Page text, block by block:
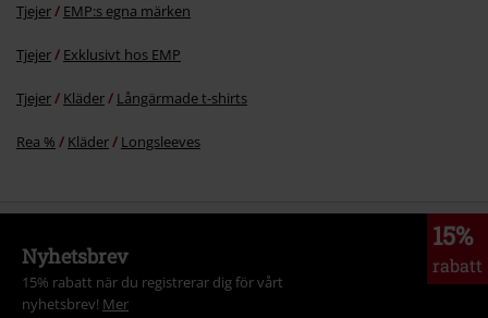
Tjejer EMP:s egna märken
Tjejer Exklusivt hos EMP
Tjejer Kläder Långärmade t-shirts
Rea % Kläder Longsleeves
15%
rabatt
Nyhetsbrev
15% rabatt när du registrerar dig för vårt
nyhetsbrev! Mer